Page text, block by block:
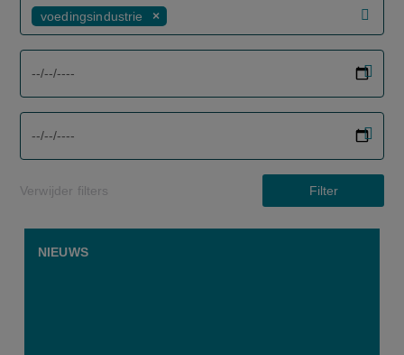
voedingsindustrie
Verwijder filters Filter
NIEUWS